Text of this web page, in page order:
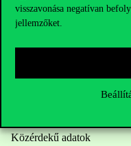
visszavonása negatívan
jellemzőket.
Hasznos linkek
Közérdekű adatok